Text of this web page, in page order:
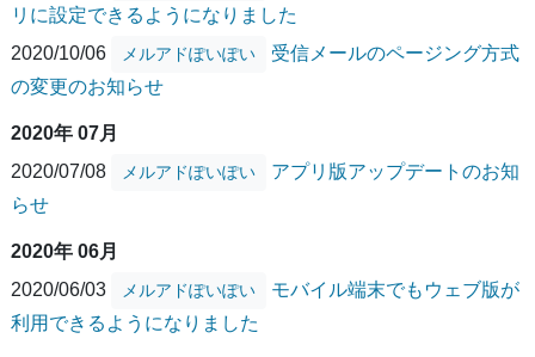
リに設定できるようになりました
2020/10/06
メルアドぽいぽい
受信メールのページング方式
の変更のお知らせ
2020年 07月
2020/07/08
メルアドぽいぽい
アプリ版アップデートのお知
らせ
2020年 06月
2020/06/03
メルアドぽいぽい
モバイル端末でもウェブ版が
利用できるようになりました